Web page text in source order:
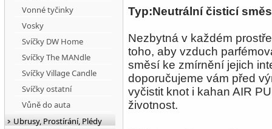
Typ:Neutrální čisticí směs
Nezbytná v každém
toho, aby vzduch
směsí ke zmírnění jejich
doporučujeme vám před
vyčistit knot i kahan AIR
životnost.
Vonné tyčinky
Vosky
Svíčky DW Home
Svíčky The MANdle
Svíčky Village Candle
Svíčky ostatní
Vůně do auta
Ubrusy, Prostírání, Plédy